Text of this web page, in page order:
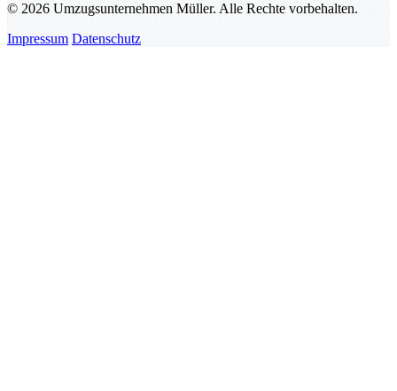
© 2026 Umzugsunternehmen Müller. Alle Rechte vorbehalten.
Impressum Datenschutz